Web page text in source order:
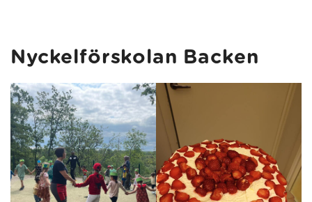
Nyckelförskolan Backen